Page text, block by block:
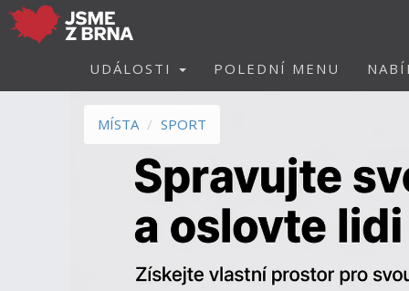
UDÁLOSTI POLEDNÍ MENU
MÍSTA SPORT